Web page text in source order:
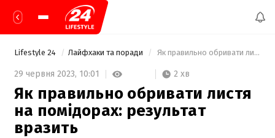
Lifestyle 24 Лайфхаки та поради Як правильно обривати листя на помідорах: результат вразить
29 червня 2023, 10:01 2 хв
Як правильно обривати листя
на помідорах: результат
вразить